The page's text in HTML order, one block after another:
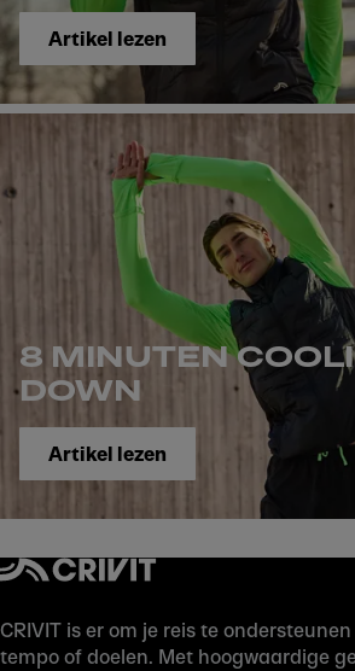
Artikel lezen
8 MINUTEN
DOWN
Artikel lezen
CRIVIT is er om je reis te
tempo of doelen. Met hoogwaardige